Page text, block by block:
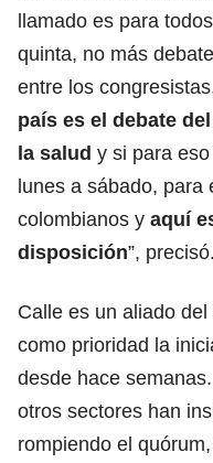
llamado es para
quinta, no más
entre los
país es el debate
la salud y si para
lunes a sábado, para
colombianos y aquí
disposición”, precisó.
Calle es un aliado
como prioridad la
desde hace
otros sectores han
rompiendo el